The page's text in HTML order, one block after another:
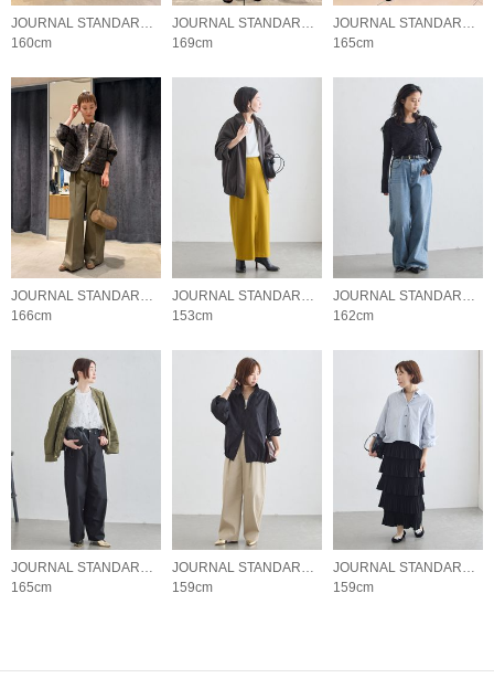
JOURNAL STANDARD L'ESSAGE
160cm
JOURNAL STANDARD L'ESSAGE
169cm
JOURNAL STANDARD L'ESSAGE
165cm
166cm
153cm
162cm
165cm
159cm
159cm